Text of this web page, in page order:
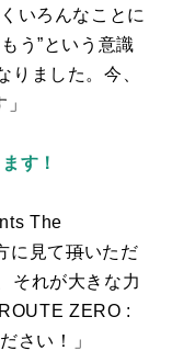
いろんなことに
う”という意識
りました。今、
す！
The
に見て頂いただ
それが大きな力
ROUTE ZERO :
さい！」